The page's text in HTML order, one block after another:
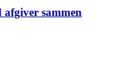
sammen